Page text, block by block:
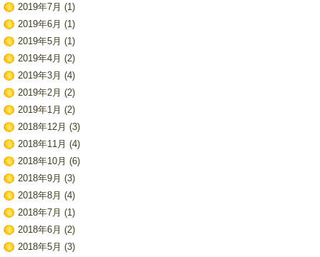
2019年7月 (1)
2019年6月 (1)
2019年5月 (1)
2019年4月 (2)
2019年3月 (4)
2019年2月 (2)
2019年1月 (2)
2018年12月 (3)
2018年11月 (4)
2018年10月 (6)
2018年9月 (3)
2018年8月 (4)
2018年7月 (1)
2018年6月 (2)
2018年5月 (3)